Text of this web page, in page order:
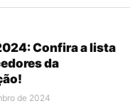
Confira a lista
da
de 2024